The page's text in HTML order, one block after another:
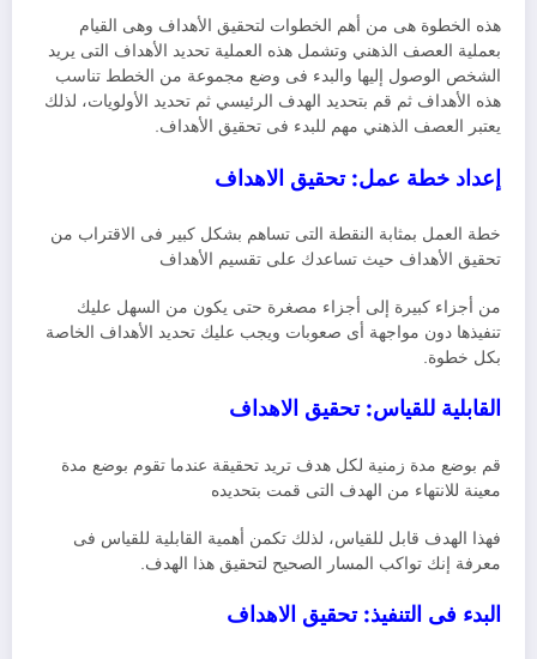
هذه الخطوة هى من أهم الخطوات لتحقيق الأهداف وهى القيام
بعملية العصف الذهني وتشمل هذه العملية تحديد الأهداف التى يريد
الشخص الوصول إليها والبدء فى وضع مجموعة من الخطط تناسب
هذه الأهداف ثم قم بتحديد الهدف الرئيسي ثم تحديد الأولويات، لذلك
يعتبر العصف الذهني مهم للبدء فى تحقيق الأهداف.
إعداد خطة عمل: تحقيق الاهداف
خطة العمل بمثابة النقطة التى تساهم بشكل كبير فى الاقتراب من
تحقيق الأهداف حيث تساعدك على تقسيم الأهداف
من أجزاء كبيرة إلى أجزاء مصغرة حتى يكون من السهل عليك
تنفيذها دون مواجهة أى صعوبات ويجب عليك تحديد الأهداف الخاصة
بكل خطوة.
القابلية للقياس: تحقيق الاهداف
قم بوضع مدة زمنية لكل هدف تريد تحقيقة عندما تقوم بوضع مدة
معينة للانتهاء من الهدف التى قمت بتحديده
فهذا الهدف قابل للقياس، لذلك تكمن أهمية القابلية للقياس فى
معرفة إنك تواكب المسار الصحيح لتحقيق هذا الهدف.
البدء فى التنفيذ: تحقيق الاهداف